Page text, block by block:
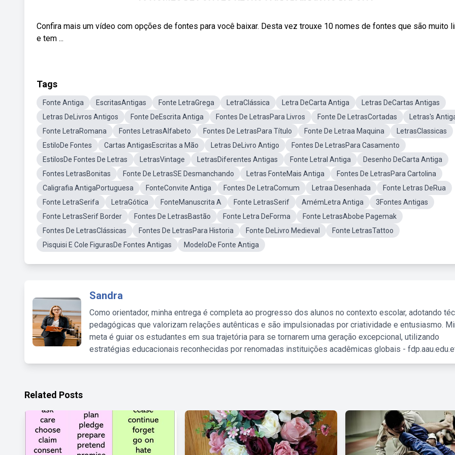
Confira mais um vídeo com opções de fontes para você baixar. Desta vez trouxe 10 nomes de fontes que são muito
e tem ...
Tags
Fonte Antiga EscritasAntigas Fonte LetraGrega LetraClássica Letra DeCarta Antiga
Letras DeCartas Antigas
Letras DeLivros Antigos
Fonte DeEscrita Antiga Fontes De LetrasPara Livros Fonte De LetrasCortadas
Letras's
Fonte LetraRomana
Fontes LetrasAlfabeto Fontes De LetrasPara Título Fonte De Letraa Maquina
LetrasClassicas
EstiloDe Fontes
Cartas AntigasEscritas a Mão Letras DeLivro Antigo
Fontes De LetrasPara Casamento
EstilosDe Fontes De Letras
LetrasVintage LetrasDiferentes Antigas Fonte LetraI Antiga
Desenho DeCarta Antiga
Fontes LetrasBonitas
Fonte De LetrasSE Desmanchando Letras FonteMais Antiga
Fontes De LetrasPara Cartolina
Caligrafia AntigaPortuguesa
FonteConvite Antiga Fontes De LetraComum Letraa Desenhada
Fonte Letras DeRua
Fonte LetraSerifa
LetraGótica FonteManuscrita A Fonte LetrasSerif AmémLetra Antiga
3Fontes Antigas
Fonte LetrasSerif Border
Fontes De LetrasBastão Fonte Letra DeForma
Fonte LetrasAbobe Pagemak
Fontes De LetrasClássicas
Fontes De LetrasPara Historia Fonte DeLivro Medieval
Fonte LetrasTattoo
Pisquisi E Cole FigurasDe Fontes Antigas
ModeloDe Fonte Antiga
Sandra
Como orientador, minha entrega é completa ao progresso dos alunos no contexto escolar, adotando
pedagógicas que valorizam relações autênticas e são impulsionadas por criatividade e entusiasmo.
meta é guiar os estudantes em sua trajetória para se tornarem uma geração excepcional, utilizando
estratégias educacionais reconhecidas por renomadas instituições acadêmicas globais -
Related Posts